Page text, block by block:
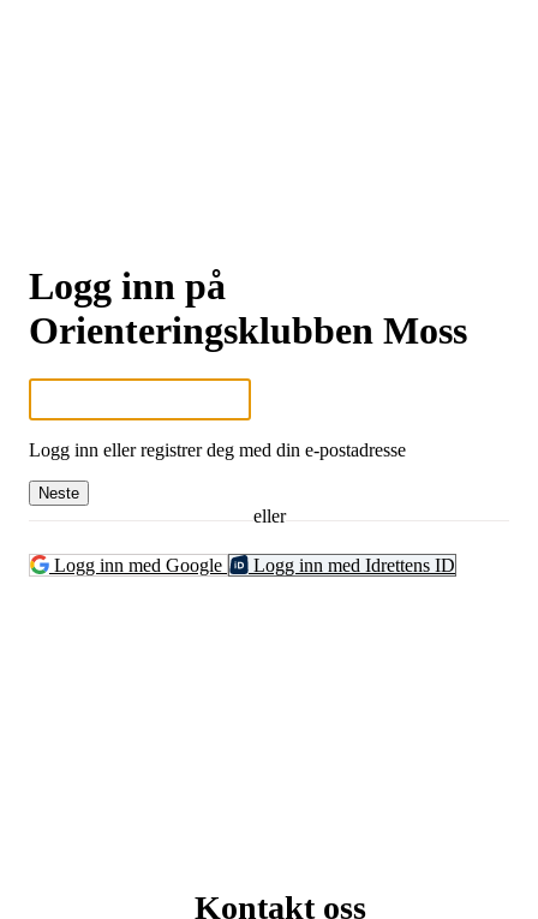
Logg inn på
Orienteringsklubben Moss
Logg inn eller registrer deg med din e-postadresse
Neste
eller
Logg inn med Google Logg inn med Idrettens ID
Kontakt oss